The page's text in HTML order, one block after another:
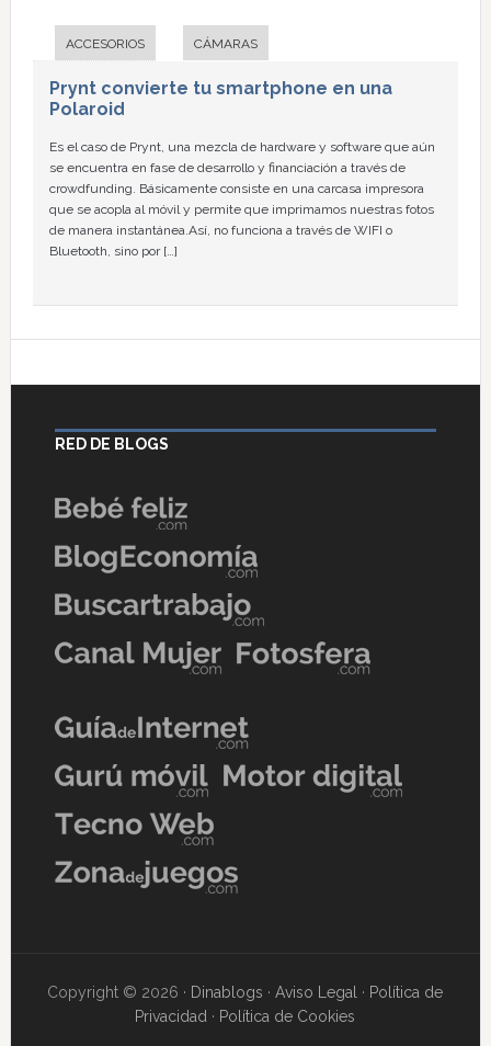
ACCESORIOS CÁMARAS
Prynt convierte tu smartphone en una
Polaroid
Es el caso de Prynt, una mezcla de hardware y software que aún
se encuentra en fase de desarrollo y financiación a través de
crowdfunding. Básicamente consiste en una carcasa impresora
que se acopla al móvil y permite que imprimamos nuestras fotos
de manera instantánea.Así, no funciona a través de WIFI o
Bluetooth, sino por […]
RED DE BLOGS
Copyright © 2026 · Dinablogs ·Aviso Legal · Política de
Privacidad · Política de Cookies